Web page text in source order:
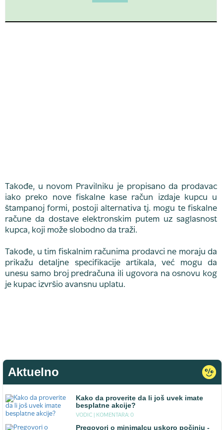
Takođe, u novom Pravilniku je propisano da prodavac
iako preko nove fiskalne kase račun izdaje kupcu u
štampanoj formi, postoji alternativa tj. mogu te fiskalne
račune da dostave elektronskim putem uz saglasnost
kupca, koji može slobodno da traži.
Takođe, u tim fiskalnim računima prodavci ne moraju da
prikažu detaljne specifikacije artikala, već mogu da
unesu samo broj predračuna ili ugovora na osnovu kog
je kupac izvršio avansnu uplatu.
Aktuelno
Kako da proverite da li još uvek imate
besplatne akcije?
VODIC | KOMENTARA: 0
Pregovori o minimalcu uskoro počinju -